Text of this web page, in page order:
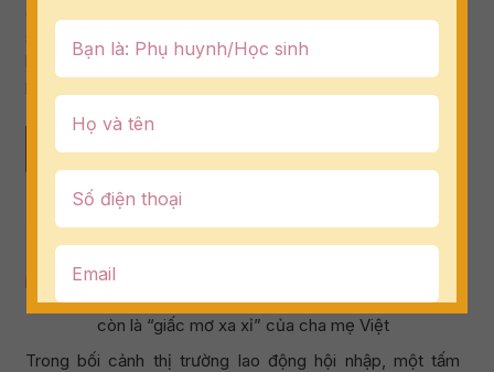
sự đơn độc nơi xứ người khi chưa đủ trưởng thành?”. Đây
không chỉ là câu hỏi, mà là trăn trở thực tế của hàng ngàn
Khi bằng Đại học 150 năm tuổi từ Vương quốc Anh không
còn là “giấc mơ xa xỉ” của cha mẹ Việt
Trong bối cảnh thị trường lao động hội nhập, một tấm